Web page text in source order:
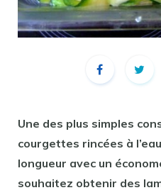
Une des plus simples
courgettes rincées à
longueur avec un
souhaitez obtenir des